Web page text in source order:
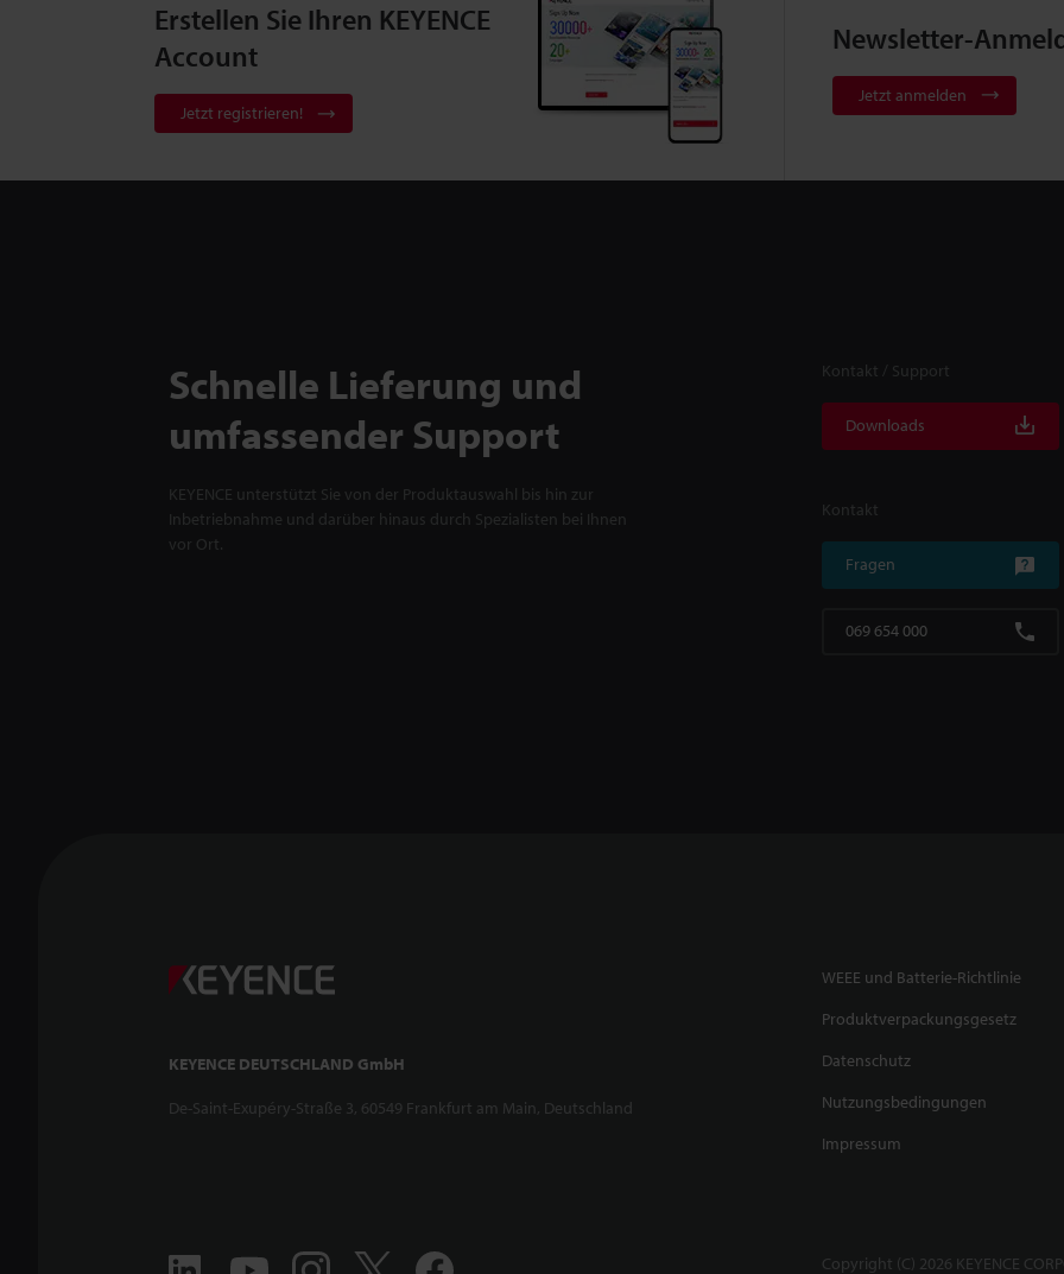
Erstellen Sie Ihren KEYENCE
Account
Jetzt registrieren!
Newsletter-
Jetzt anmelden
Schnelle Lieferung und
umfassender Support
KEYENCE unterstützt Sie von der Produktauswahl bis hin zur
Inbetriebnahme und darüber hinaus durch Spezialisten bei Ihnen
vor Ort.
Kontakt / Support
Downloads
Kontakt
Fragen
069 654 000
KEYENCE DEUTSCHLAND GmbH
De-Saint-Exupéry-Straße 3, 60549 Frankfurt am Main, Deutschland
WEEE und Batterie-Richtlinie
Produktverpackungsgesetz
Datenschutz
Nutzungsbedingungen
Impressum
Copyright (C) 2026 KEYENCE